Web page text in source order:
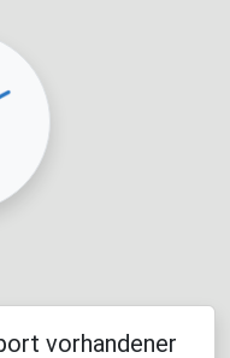
vorhandener